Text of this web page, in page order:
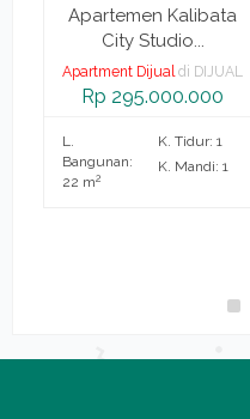
Apartemen Kalibata
City Studio...
Apartment Dijual di DIJUAL
Rp 295.000.000
L.
Bangunan:
22 m2
K. Tidur: 1
K. Mandi: 1